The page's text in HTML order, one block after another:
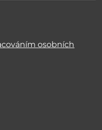
osobních